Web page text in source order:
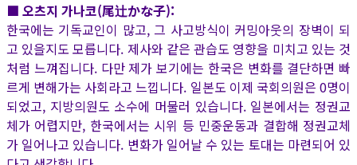
■ 오츠지 가나코(尾辻かな子):
한국에는 기독교인이 많고, 그 사고방식이 커밍아웃의 장벽이 되
고 있을지도 모릅니다. 제사와 같은 관습도 영향을 미치고 있는 것
처럼 느껴집니다. 다만 제가 보기에는 한국은 변화를 결단하면 빠
르게 변해가는 사회라고 느낍니다. 일본도 이제 국회의원은 0명이
되었고, 지방의원도 소수에 머물러 있습니다. 일본에서는 정권교
체가 어렵지만, 한국에서는 시위 등 민중운동과 결합해 정권교체
가 일어나고 있습니다. 변화가 일어날 수 있는 토대는 마련되어 있